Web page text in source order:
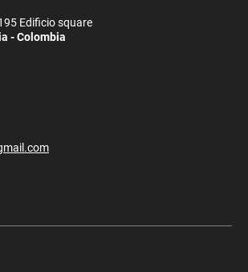
Edificio square
- Colombia